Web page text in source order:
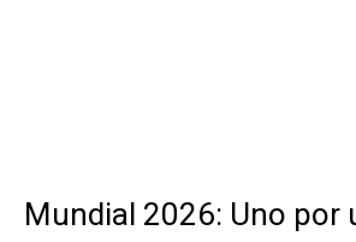
Mundial 2026: Uno por